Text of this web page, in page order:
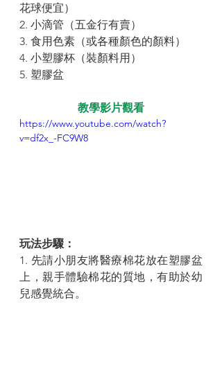
花球便宜）
2. 小滴管（五金行有賣）
3. 食用色素（或各種顏色的顏料）
4. 小塑膠杯（裝顏料用）
5. 塑膠盆
教學影片觀看
https://www.youtube.com/watch?
v=df2x_-FC9W8
玩法步驟：
1. 先請小朋友將醫療棉花放在塑膠盆
上，親手體驗棉花的質地，有助於幼
兒感覺統合。